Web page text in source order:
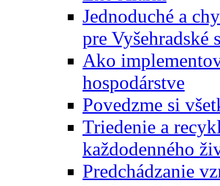
Jednoduché a
pre Vyšehradské
Ako
hospodárstve
Povedzme si
Triedenie a
každodenného
Predchádzanie